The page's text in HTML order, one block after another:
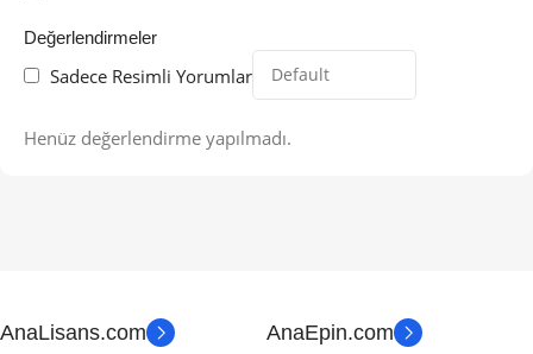
Değerlendirmeler
Sadece Resimli Yorumlar
Henüz değerlendirme yapılmadı.
AnaLisans.com
AnaEpin.com